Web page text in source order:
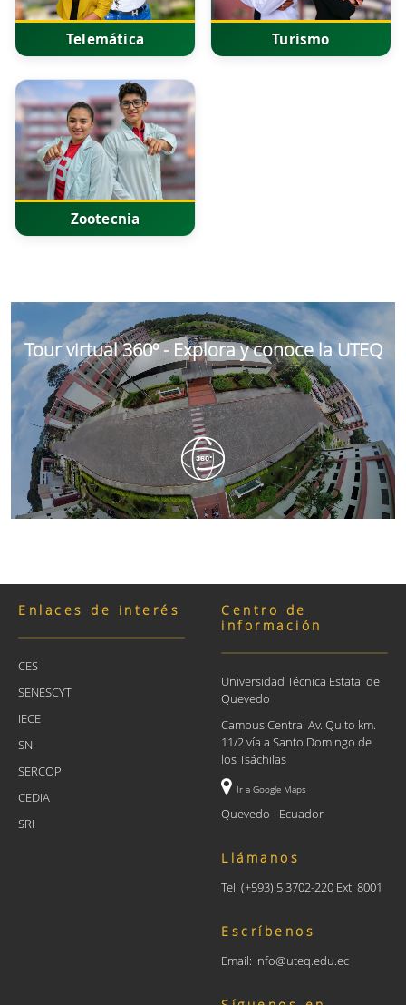
Telemática Turismo
Zootecnia
Tour virtual 360º - Explora y conoce la UTEQ
Enlaces de interés
CES
SENESCYT
IECE
SNI
SERCOP
CEDIA
SRI
Centro de
información
Universidad Técnica Estatal de
Quevedo
Campus Central Av. Quito km.
11/2 vía a Santo Domingo de
los Tsáchilas
Ir a Google Maps
Quevedo - Ecuador
Llámanos
Tel: (+593) 5 3702-220 Ext. 8001
Escríbenos
Email: info@uteq.edu.ec